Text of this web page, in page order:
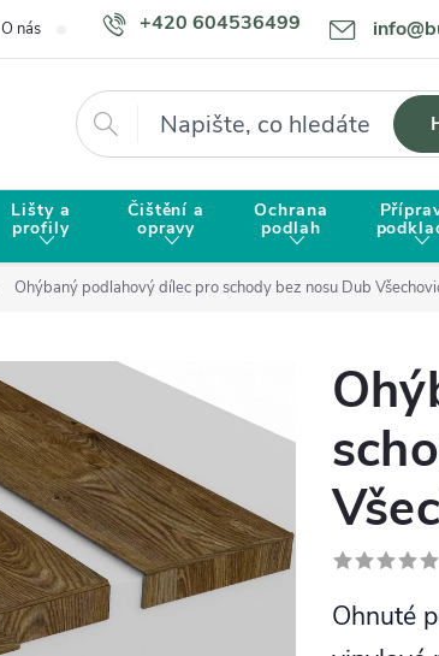
+420 604536499
O nás Doprava a platba Proč zvolit BUKOMU?
Hledat
Lišty a
profily
Čištění a
opravy
Ochrana
podlah
Ohýbaný podlahový dílec pro schody bez nosu Dub
Ohnuté